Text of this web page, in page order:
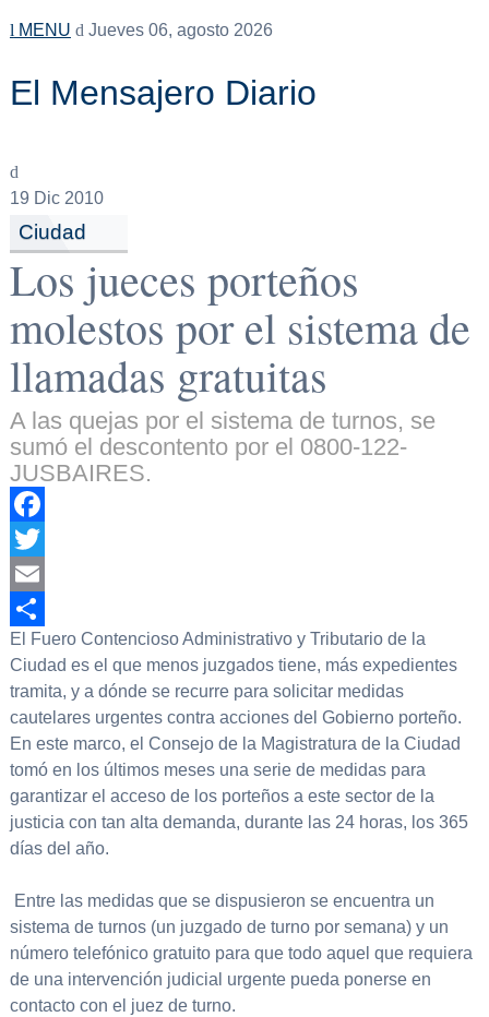
MENU Jueves 06, agosto 2026
El Mensajero Diario
19 Dic 2010
Ciudad
Los jueces porteños
molestos por el sistema de
llamadas gratuitas
A las quejas por el sistema de turnos, se
sumó el descontento por el 0800-122-
JUSBAIRES.
Facebook
Twitter
Email
Compartir
El Fuero Contencioso Administrativo y Tributario de la
Ciudad es el que menos juzgados tiene, más expedientes
tramita, y a dónde se recurre para solicitar medidas
cautelares urgentes contra acciones del Gobierno porteño.
En este marco, el Consejo de la Magistratura de la Ciudad
tomó en los últimos meses una serie de medidas para
garantizar el acceso de los porteños a este sector de la
justicia con tan alta demanda, durante las 24 horas, los 365
días del año.
Entre las medidas que se dispusieron se encuentra un
sistema de turnos (un juzgado de turno por semana) y un
número telefónico gratuito para que todo aquel que requiera
de una intervención judicial urgente pueda ponerse en
contacto con el juez de turno.